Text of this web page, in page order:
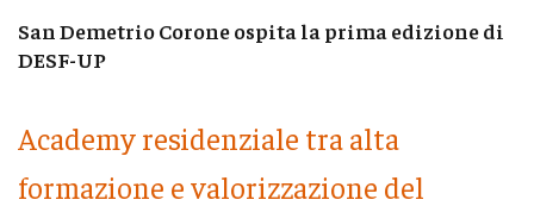
San Demetrio Corone ospita la prima edizione di
DESF-UP
Academy residenziale tra alta
formazione e valorizzazione del